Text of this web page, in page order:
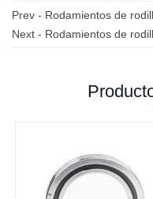
Prev - Rodamientos de
Next - Rodamientos de